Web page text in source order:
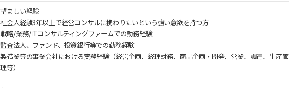
望ましい経験
社会人経験3年以上で経営コンサルに携わりたいという強い意欲を持つ方
戦略/業務/ITコンサルティングファームでの勤務経験
監査法人、ファンド、投資銀行等での勤務経験
製造業等の事業会社における実務経験（経営企画、経理財務、商品企画・開発、営業、調達、生産管
理等）